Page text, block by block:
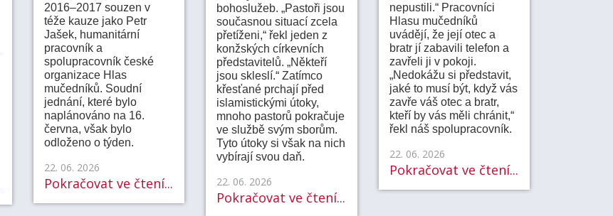
2016–2017 souzen v
téže kauze jako Petr
Jašek, humanitární
pracovník a
spolupracovník české
organizace Hlas
mučedníků. Soudní
jednání, které bylo
naplánováno na 16.
června, však bylo
odloženo o týden.
22. 06. 2026
Pokračovat ve čtení...
bohoslužeb. „Pastoři jsou
současnou situací zcela
přetíženi,“ řekl jeden z
konžských církevních
představitelů. „Někteří
jsou skleslí.“ Zatímco
křesťané prchají před
islamistickými útoky,
mnoho pastorů pokračuje
ve službě svým sborům.
Tyto útoky si však na nich
vybírají svou daň.
22. 06. 2026
Pokračovat ve čtení...
nepustili.“ Pracovníci
Hlasu mučedníků
uvádějí, že její otec a
bratr jí zabavili telefon a
zavřeli ji v pokoji.
„Nedokážu si představit,
jaké to musí být, když vás
zavře váš otec a bratr,
kteří by vás měli chránit,“
řekl náš spolupracovník.
22. 06. 2026
Pokračovat ve čtení...